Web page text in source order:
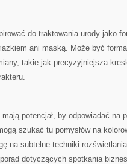
do traktowania urody jako
ani maską. Może być
takie jak precyzyjniejsza
potencjał, by odpowiadać na
szukać tu pomysłów na
na subtelne techniki
dotyczących spotkania